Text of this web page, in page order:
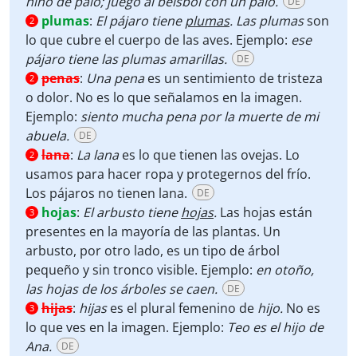
2 plumas: El pájaro tieneplumas. Las plumasson
lo que cubre el cuerpo de las aves. Ejemplo: ese
pájaro tiene las plumas amarillas.
DE
2 penas: Una penaes un sentimiento de tristeza
o dolor. No es lo que señalamos en la imagen.
Ejemplo: siento mucha pena por la muerte de mi
abuela.
DE
2 lana: La lanaes lo que tienen las ovejas. Lo
usamos para hacer ropa y protegernos del frío.
Los pájaros no tienen lana.
DE
3 hojas: El arbusto tienehojas. Las hojas están
presentes en la mayoría de las plantas. Un
arbusto, por otro lado, es un tipo de árbol
pequeño y sin tronco visible. Ejemplo: en otoño,
las hojas de los árboles se caen.
DE
3 hijas: hijases el plural femenino de hijo. No es
lo que ves en la imagen. Ejemplo: Teo es el hijo de
Ana.
DE